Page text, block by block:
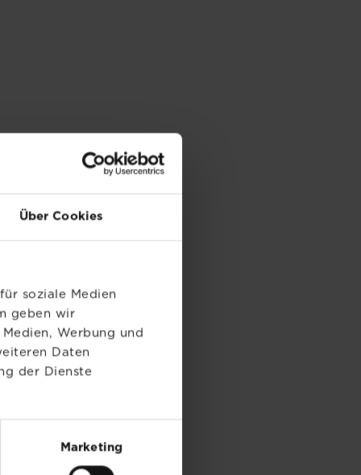
Über Cookies
soziale Medien
geben wir
Werbung und
Daten
der Dienste
Marketing